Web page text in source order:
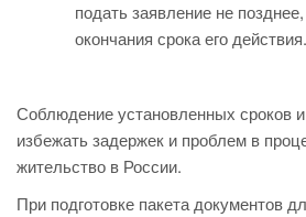
подать заявление не
окончания срока его действия.
Соблюдение установленных сроков
избежать задержек и проблем в
жительство в России.
При подготовке пакета документов